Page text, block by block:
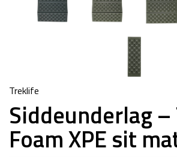
Treklife
Siddeunderlag
Foam XPE sit